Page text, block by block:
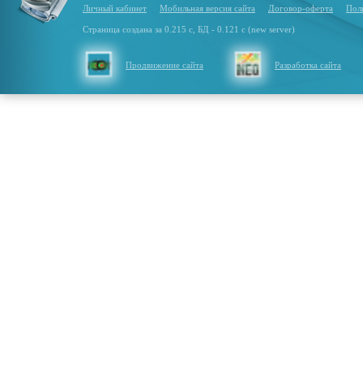
Личный кабинет Мобильная версия сайта Договор-оферта
Страница создана за 0.215 с, БД - 0.121 с (new server)
Продвижение сайта Разработка сайта